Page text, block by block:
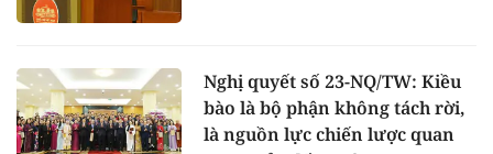
Nghị quyết số 23-NQ/TW: Kiều
bào là bộ phận không tách rời,
là nguồn lực chiến lược quan